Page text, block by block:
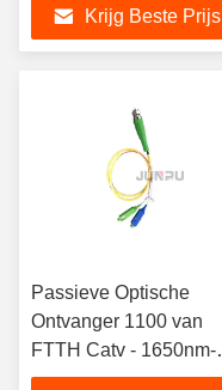
Knoop van Ftth Catv
Krijg Beste Prijs
Passieve Optische
Ontvanger 1100 van
FTTH Catv - 1650nm-
Vezel Optische Knoop